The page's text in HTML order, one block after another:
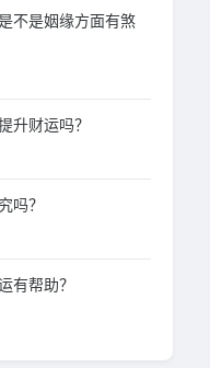
不是姻缘方面有煞
升财运吗？
吗？
有帮助？